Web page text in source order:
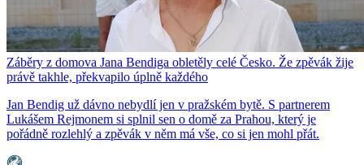
Záběry z domova Jana Bendiga obletěly celé Česko. Že zpěvák žije
právě takhle, překvapilo úplně každého
Jan Bendig už dávno nebydlí jen v pražském bytě. S partnerem
Lukášem Rejmonem si splnil sen o domě za Prahou, který je
pořádně rozlehlý a zpěvák v něm má vše, co si jen mohl přát.